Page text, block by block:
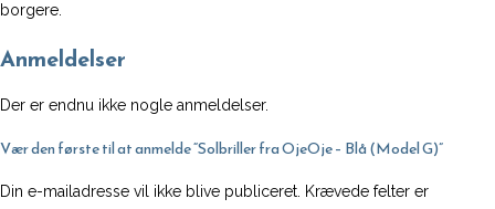
borgere.
Anmeldelser
Der er endnu ikke nogle anmeldelser.
Vær den første til at anmelde “Solbriller fra OjeOje – Blå (Model G)”
Din e-mailadresse vil ikke blive publiceret. Krævede felter er